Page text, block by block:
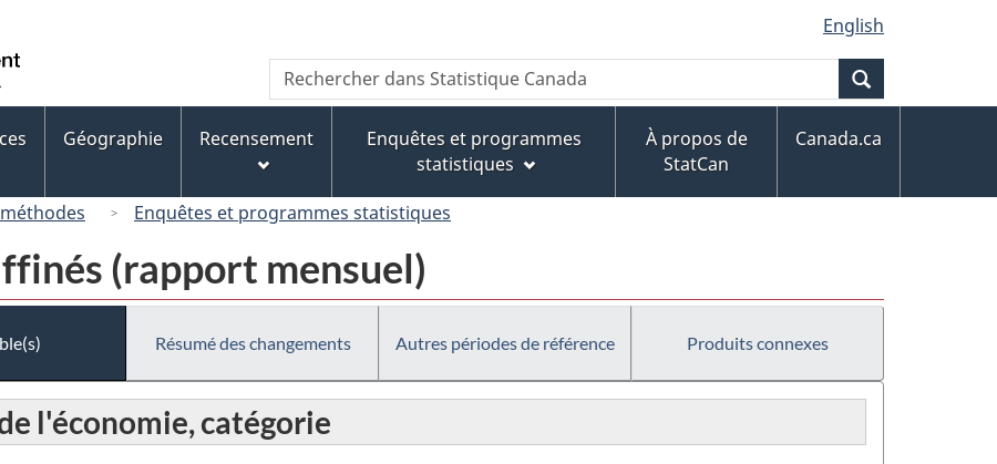
au
contenu
principal
« À
propos
de
ce
version
HTML
simplifiée
English
Canada
Recherche
Rechercher
dans
Canada
Géographie Recensement
Enquêtes et programmes
statistiques
À propos de
StatCan
Canada.ca
Enquêtes et programmes statistiques
(rapport mensuel)
Résumé des changements Autres périodes de référence Produits connexes
l'économie, catégorie